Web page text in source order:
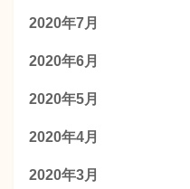
2020年7月
2020年6月
2020年5月
2020年4月
2020年3月